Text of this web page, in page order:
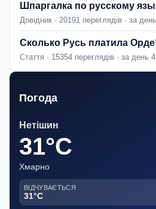
Шпаргалка по русскому
Довідник · 20191 переглядів · за
Сколько Русь платила
Стаття · 15354 переглядів · за день
Погода
Нетішин
31°C
Хмарно
ВІДЧУВАЄТЬСЯ
31°C